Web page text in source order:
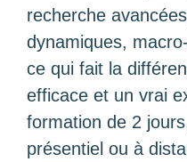
recherche
dynamiques,
ce qui fait la
efficace et un vrai
formation de 2
présentiel ou à